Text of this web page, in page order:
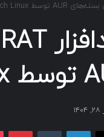
ایکس لینکداین پینتریست